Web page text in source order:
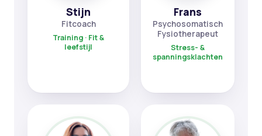
Stijn
Fitcoach
Training · Fit &
leefstijl
Frans
Psychosomatisch
Fysiotherapeut
Stress- &
spanningsklachten